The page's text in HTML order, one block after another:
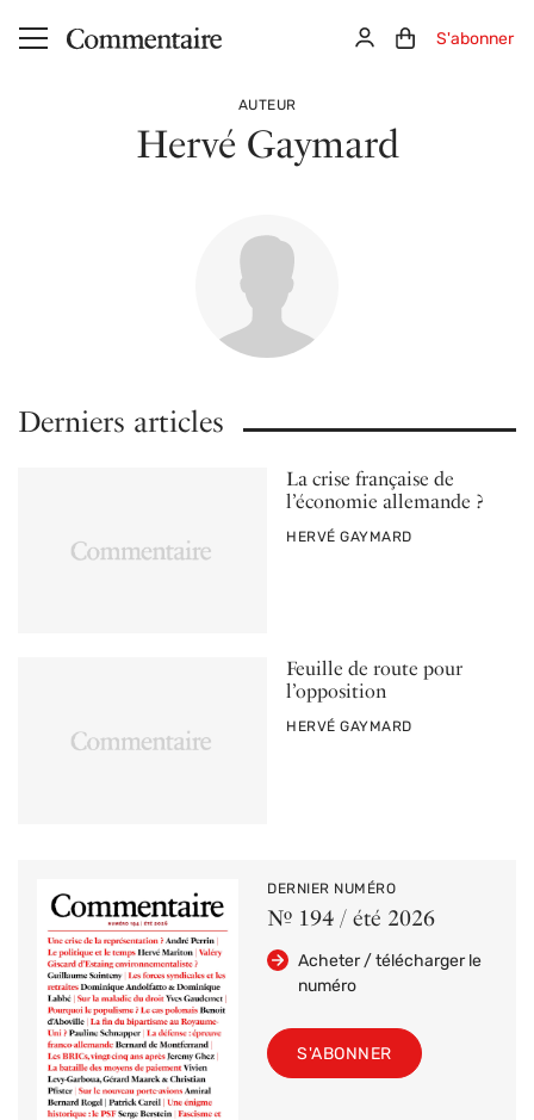
Aller au contenu principal ConnexionPanier (0)
S'abonner
AUTEUR
Hervé Gaymard
Derniers articles
La crise française de
l’économie allemande ?
PAR
HERVÉ GAYMARD
Feuille de route pour
l’opposition
PAR
HERVÉ GAYMARD
DERNIER NUMÉRO
Nº 194 / été 2026
Acheter / télécharger le
numéro
S'ABONNER